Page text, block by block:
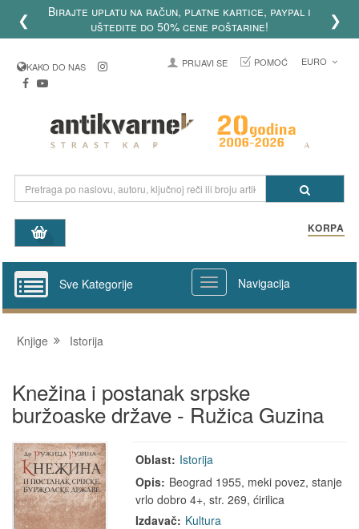
❮
Birajte uplatu na račun, platne kartice, paypal i
uštedite do 50% cene poštarine!
❯
KAKO DO NAS PRIJAVI SE POMOĆ EURO
KORPA
Sve Kategorije Navigacija
Knjige Istorija
Knežina i postanak srpske
buržoaske države - Ružica Guzina
Oblast: Istorija
Opis: Beograd 1955, meki povez, stanje
vrlo dobro 4+, str. 269, ćirilica
Izdavač: Kultura